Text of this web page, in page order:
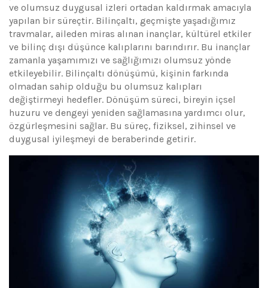
ve olumsuz duygusal izleri ortadan kaldırmak amacıyla
yapılan bir süreçtir. Bilinçaltı, geçmişte yaşadığımız
travmalar, aileden miras alınan inançlar, kültürel etkiler
ve bilinç dışı düşünce kalıplarını barındırır. Bu inançlar
zamanla yaşamımızı ve sağlığımızı olumsuz yönde
etkileyebilir. Bilinçaltı dönüşümü, kişinin farkında
olmadan sahip olduğu bu olumsuz kalıpları
değiştirmeyi hedefler. Dönüşüm süreci, bireyin içsel
huzuru ve dengeyi yeniden sağlamasına yardımcı olur,
özgürleşmesini sağlar. Bu süreç, fiziksel, zihinsel ve
duygusal iyileşmeyi de beraberinde getirir.